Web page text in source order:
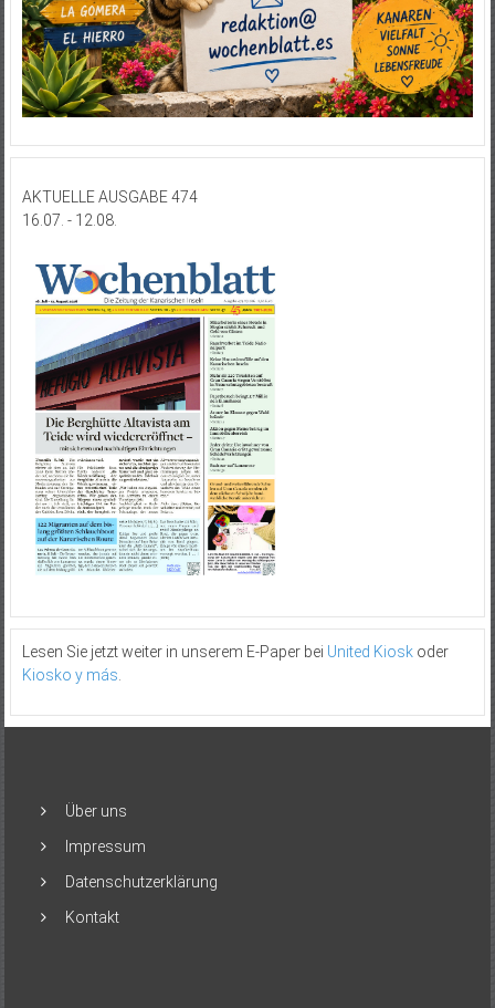
AKTUELLE AUSGABE 474
16.07. - 12.08.
Lesen Sie jetzt weiter in unserem E-Paper bei United Kioskoder
Kiosko y más.
Über uns
Impressum
Datenschutzerklärung
Kontakt